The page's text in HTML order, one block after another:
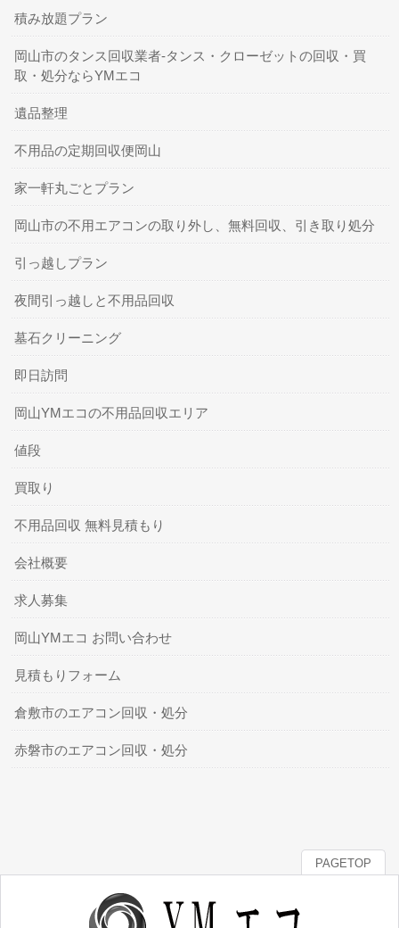
積み放題プラン
岡山市のタンス回収業者-タンス・クローゼットの回収・買
取・処分ならYMエコ
遺品整理
不用品の定期回収便岡山
家一軒丸ごとプラン
岡山市の不用エアコンの取り外し、無料回収、引き取り処分
引っ越しプラン
夜間引っ越しと不用品回収
墓石クリーニング
即日訪問
岡山YMエコの不用品回収エリア
値段
買取り
不用品回収 無料見積もり
会社概要
求人募集
岡山YMエコ お問い合わせ
見積もりフォーム
倉敷市のエアコン回収・処分
赤磐市のエアコン回収・処分
PAGETOP